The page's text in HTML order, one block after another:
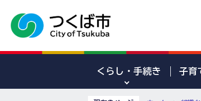
くらし・手続き 子育